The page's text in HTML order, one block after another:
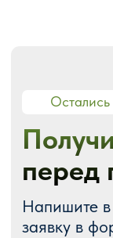
О нас
Блог